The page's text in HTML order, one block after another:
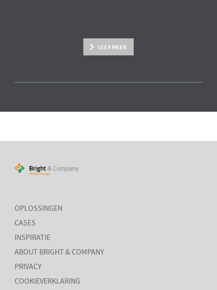
LEES MEER
OPLOSSINGEN
CASES
INSPIRATIE
ABOUT BRIGHT & COMPANY
PRIVACY
COOKIEVERKLARING